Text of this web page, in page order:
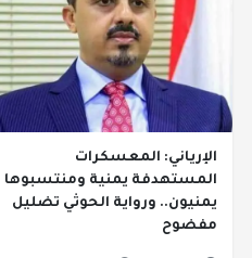
الإرياني: المعسكرات
المستهدفة يمنية ومنتسبوها
يمنيون.. ورواية الحوثي تضليل
مفضوح